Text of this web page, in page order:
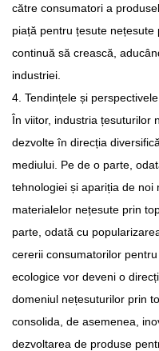
către consumatori a
piață pentru țesute
continuă să crească,
industriei.
4. Tendințele și
În viitor, industria țesuturilor
dezvolte în direcția
mediului. Pe de o parte,
tehnologiei și apariția de noi
materialelor nețesute prin
parte, odată cu
cererii consumatorilor
ecologice vor deveni o
domeniul nețesuturilor prin
consolida, de asemenea,
dezvoltarea de produse